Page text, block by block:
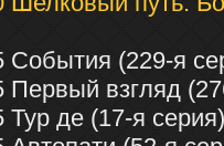
События (229-я
Первый взгляд
Тур де (17-я